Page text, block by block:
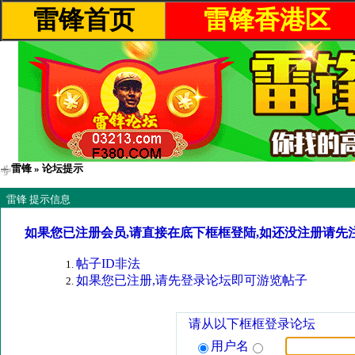
雷锋首页 雷锋香港区
雷锋 » 论坛提示
雷锋 提示信息
如果您已注册会员,请直接在底下框框登陆,如还没注册请先
帖子ID非法
如果您已注册,请先登录论坛即可游览帖子
请从以下框框登录论坛
用户名